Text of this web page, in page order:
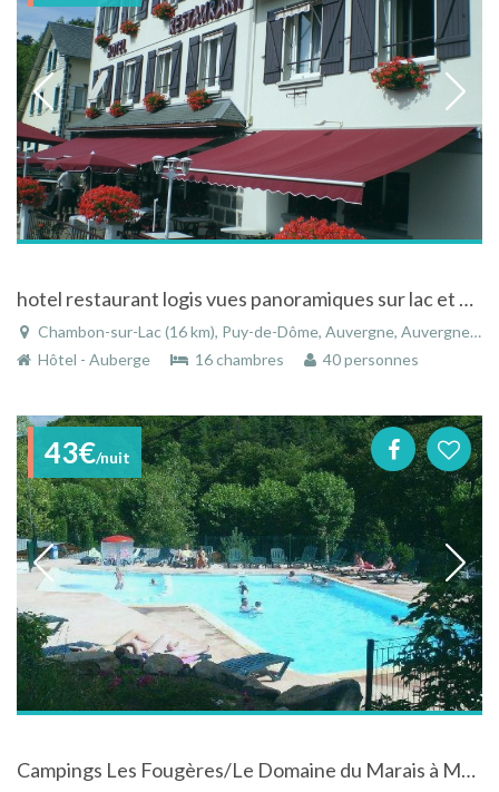
hotel restaurant logis vues panoramiques sur lac et montagnes du Sancy
Chambon-sur-Lac (16 km), Puy-de-Dôme, Auvergne, Auvergne-Rhône-Alpes, France
Hôtel - Auberge
16 chambres 40 personnes
43€/nuit
Campings Les Fougères/Le Domaine du Marais à Murol dans le Massif du Sancy en Auvergne